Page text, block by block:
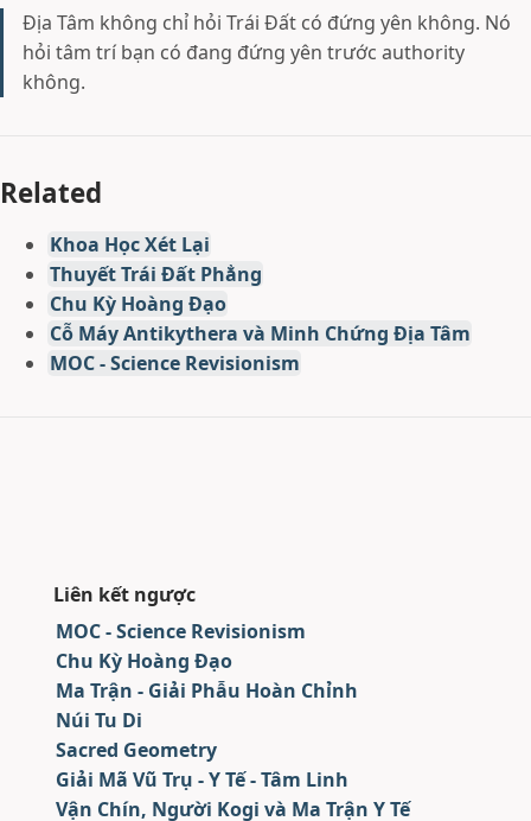
Địa Tâm không chỉ hỏi Trái Đất có đứng yên không. Nó
hỏi tâm trí bạn có đang đứng yên trước authority
không.
Related
Khoa Học Xét Lại
Thuyết Trái Đất Phẳng
Chu Kỳ Hoàng Đạo
Cỗ Máy Antikythera và Minh Chứng Địa Tâm
MOC - Science Revisionism
Liên kết ngược
MOC - Science Revisionism
Chu Kỳ Hoàng Đạo
Ma Trận - Giải Phẫu Hoàn Chỉnh
Núi Tu Di
Sacred Geometry
Giải Mã Vũ Trụ - Y Tế - Tâm Linh
Vận Chín, Người Kogi và Ma Trận Y Tế